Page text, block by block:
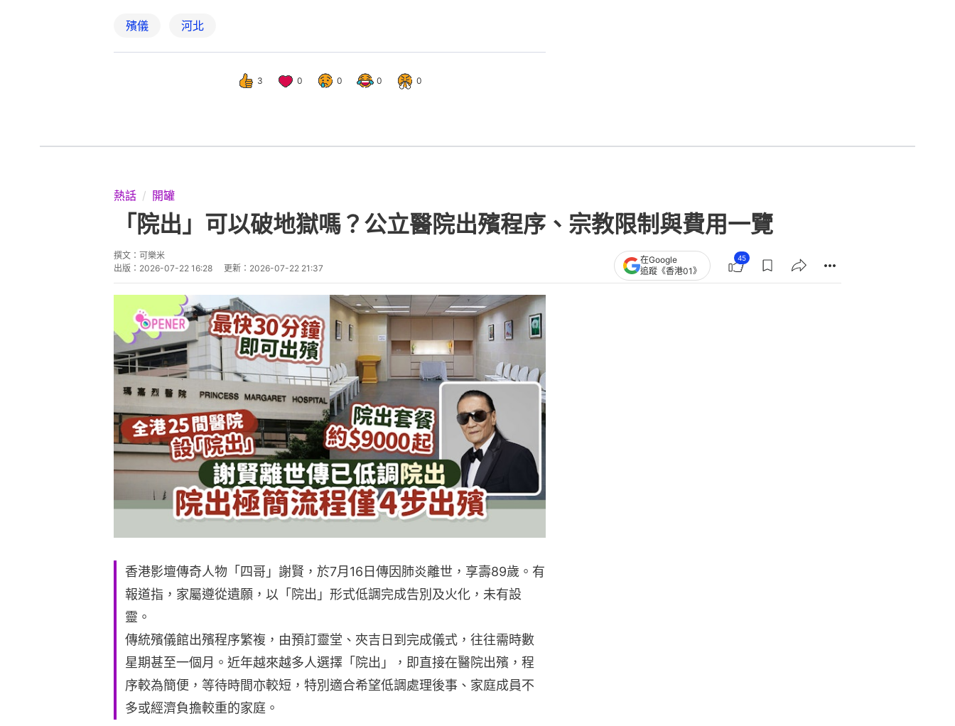
殯儀 河北
3 0 0 0 0
熱話 開罐
「院出」可以破地獄嗎？公立醫院出殯程序、宗教限制與費用一覽
撰文： 可樂米
出版： 2026-07-22 16:28 更新： 2026-07-22 21:37
在Google
追蹤《香港01》
45
香港影壇傳奇人物「四哥」謝賢，於7月16日傳因肺炎離世，享壽89歲。有
報道指，家屬遵從遺願，以「院出」形式低調完成告別及火化，未有設
靈。
傳統殯儀館出殯程序繁複，由預訂靈堂、夾吉日到完成儀式，往往需時數
星期甚至一個月。近年越來越多人選擇「院出」，即直接在醫院出殯，程
序較為簡便，等待時間亦較短，特別適合希望低調處理後事、家庭成員不
多或經濟負擔較重的家庭。